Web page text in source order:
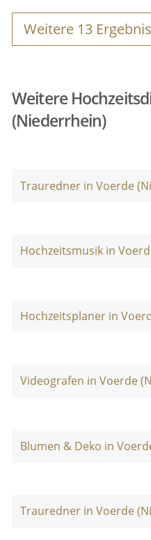
Weitere 13
Weitere
(Niederrhein)
Trauredner in Voerde
Hochzeitsmusik in
Hochzeitsplaner in
Videografen in Voerde
Blumen & Deko in
Trauredner in Voerde